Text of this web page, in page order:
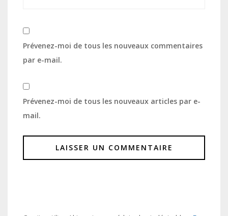
Prévenez-moi de tous les nouveaux commentaires
par e-mail.
Prévenez-moi de tous les nouveaux articles par e-
mail.